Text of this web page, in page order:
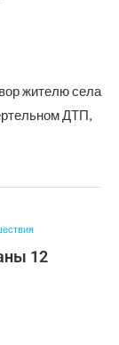
жителю села
ДТП,
12